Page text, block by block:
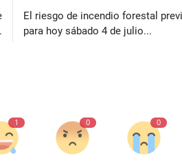
El riesgo de incendio forestal
para hoy sábado 4 de julio...
1 0 0